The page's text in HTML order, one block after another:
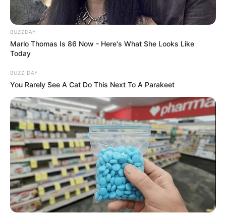
BUZZDAY
Marlo Thomas Is 86 Now - Here's What She Looks Like
Today
BUZZ DAY
You Rarely See A Cat Do This Next To A Parakeet